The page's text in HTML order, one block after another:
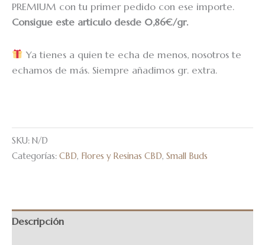
PREMIUM con tu primer pedido con ese importe.
Consigue este articulo desde 0,86€/gr.
Ya tienes a quien te echa de menos, nosotros te
echamos de más. Siempre añadimos gr. extra.
SKU: N/D
Categorías: CBD, Flores y Resinas CBD, Small Buds
Descripción